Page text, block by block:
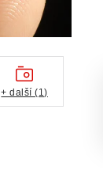
+ další (1)